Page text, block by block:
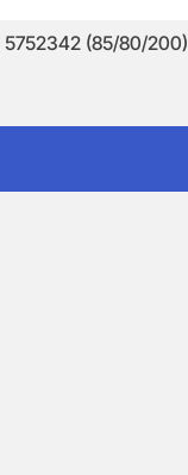
5752342 (85/80/200)